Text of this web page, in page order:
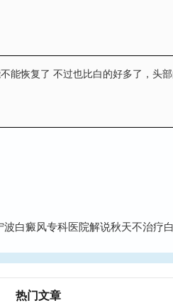
能恢复了 不过也比白的好多了，头
波白癜风专科医院解说秋天不治疗
热门文章